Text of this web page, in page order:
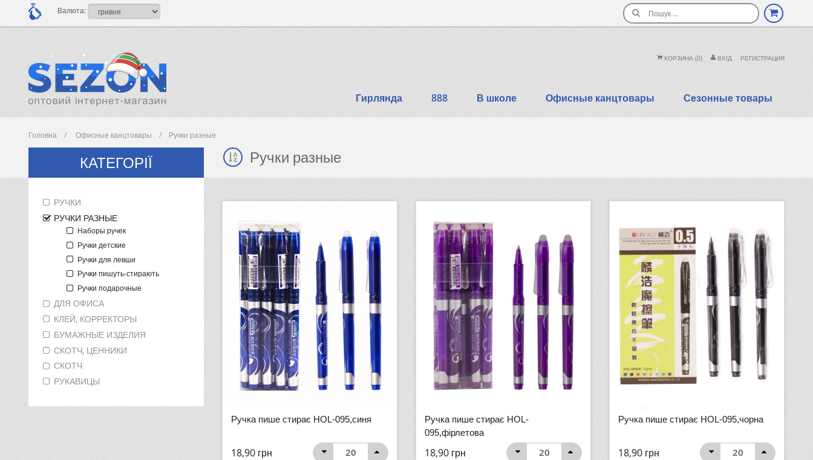
Валюта: Поиск
КОРЗИНА (0) ВХIД РЕГИСТРАЦИЯ
Гирлянда 888 В школе Офисные канцтовары Сезонные товары
Головна Офисные канцтовары Ручки разные
КАТЕГОРІЇ
РУЧКИ
РУЧКИ РАЗНЫЕ
Наборы ручек
Ручки детские
Ручки для левши
Ручки пишуть-стирають
Ручки подарочные
ДЛЯ ОФИСА
КЛЕЙ, КОРРЕКТОРЫ
БУМАЖНЫЕ ИЗДЕЛИЯ
СКОТЧ, ЦЕННИКИ
СКОТЧ
РУКАВИЦЫ
Ручки разные
Ручка пише стирає HOL-095,синя
18,90 грн
Ручка пише стирає HOL-
095,фірлетова
18,90 грн
Ручка пише стирає HOL-095,чорна
18,90 грн